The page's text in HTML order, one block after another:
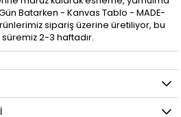
Batarken - Kanvas Tablo - MADE-
sipariş üzerine üretiliyor, bu
2-3 haftadır.